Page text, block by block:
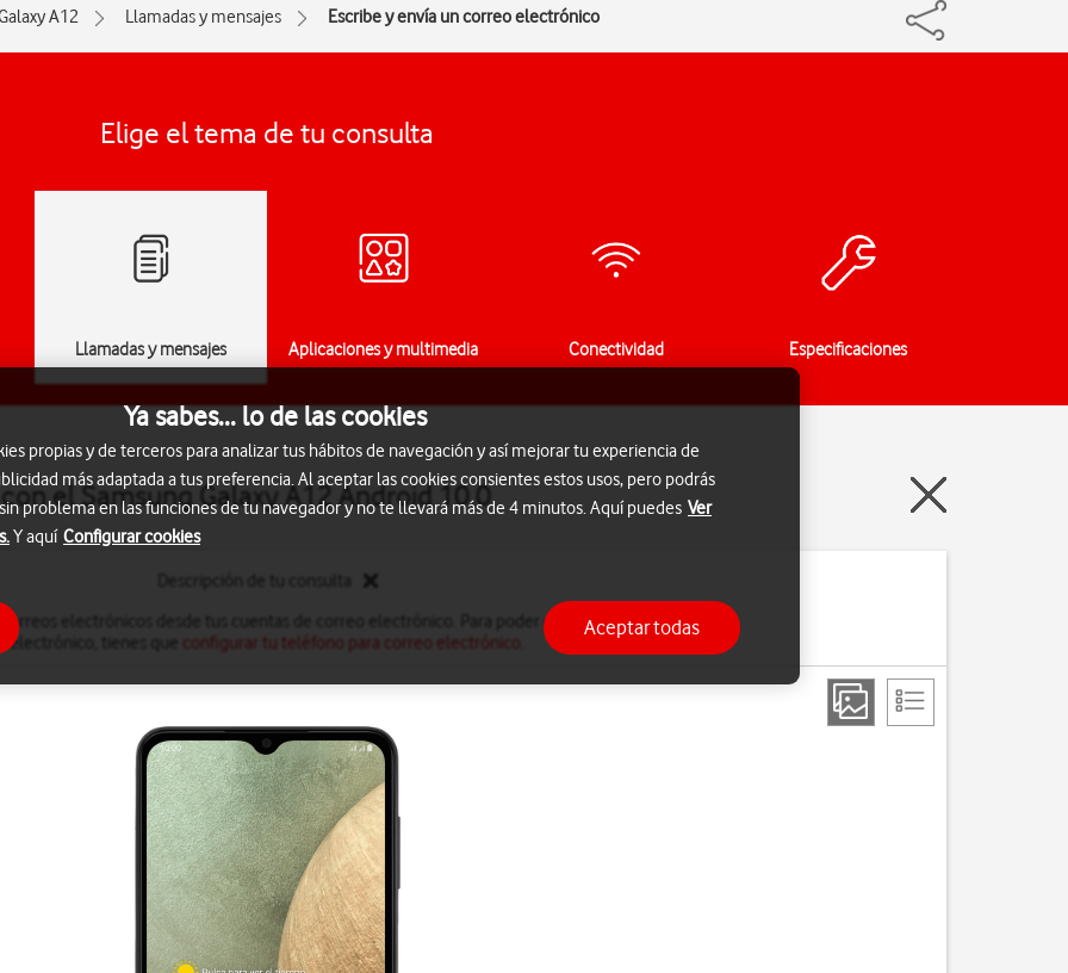
A12 Llamadas y mensajes Escribe y envía un correo electrónico
Elige el tema de tu consulta
Llamadas y mensajes Aplicaciones y multimedia Conectividad Especificaciones
el Samsung Galaxy A12 Android 10.0
correos electrónicos desde tus cuentas de correo electrónico. Para poder enviar y recibir correo
electrónico, tienes que
configurar tu teléfono para correo electrónico
Ya sabes... lo de las cookies
propias y de terceros para analizar tus hábitos de navegación y así mejorar tu experiencia de
más adaptada a tus preferencia. Al aceptar las cookies consientes estos usos, pero podrás
problema en las funciones de tu navegador y no te llevará más de 4 minutos. Aquí puedes Ver
Y aquí Configurar cookies
Aceptar todas